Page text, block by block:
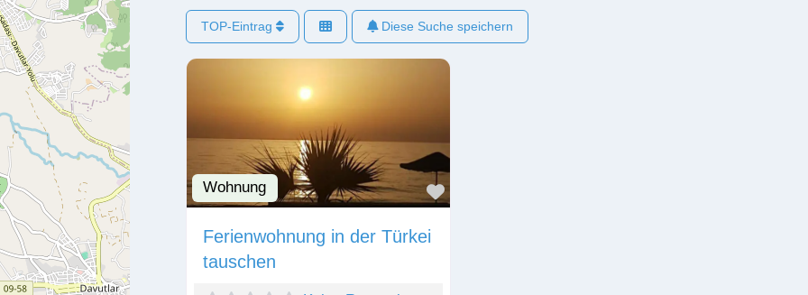
TOP-Eintrag Diese Suche speichern
Wohnung Favorit
Ferienwohnung in der Türkei
tauschen